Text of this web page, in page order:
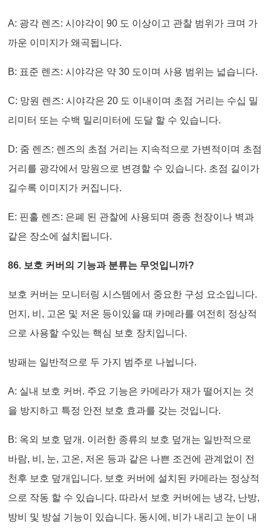
A: 광각 렌즈: 시야각이 90 도 이상이고 관찰 범위가 크며 가
까운 이미지가 왜곡됩니다.
B: 표준 렌즈: 시야각은 약 30 도이며 사용 범위는 넓습니다.
C: 망원 렌즈: 시야각은 20 도 이내이며 초점 거리는 수십 밀
리미터 또는 수백 밀리미터에 도달 할 수 있습니다.
D: 줌 렌즈: 렌즈의 초점 거리는 지속적으로 가변적이며 초점
거리를 광각에서 망원으로 변경할 수 있습니다. 초점 길이가
길수록 이미지가 커집니다.
E: 핀홀 렌즈: 은폐 된 관찰에 사용되며 종종 천장이나 벽과
같은 장소에 설치됩니다.
86. 보호 커버의 기능과 분류는 무엇입니까?
보호 커버는 모니터링 시스템에서 중요한 구성 요소입니다.
먼지, 비, 고온 및 저온 등이있을 때 카메라를 여전히 정상적
으로 사용할 수있는 핵심 보호 장치입니다.
방패는 일반적으로 두 가지 범주로 나뉩니다.
A: 실내 보호 커버. 주요 기능은 카메라가 재가 떨어지는 것
을 방지하고 특정 안전 보호 효과를 갖는 것입니다.
B: 옥외 보호 덮개. 이러한 종류의 보호 덮개는 일반적으로
바람, 비, 눈, 고온, 저온 등과 같은 나쁜 조건에 관계없이 전
천후 보호 덮개입니다. 보호 커버에 설치된 카메라는 정상적
으로 작동 할 수 있습니다. 따라서 보호 커버에는 냉각, 난방,
방비 및 방설 기능이 있습니다. 동시에, 비가 내리고 눈이 내